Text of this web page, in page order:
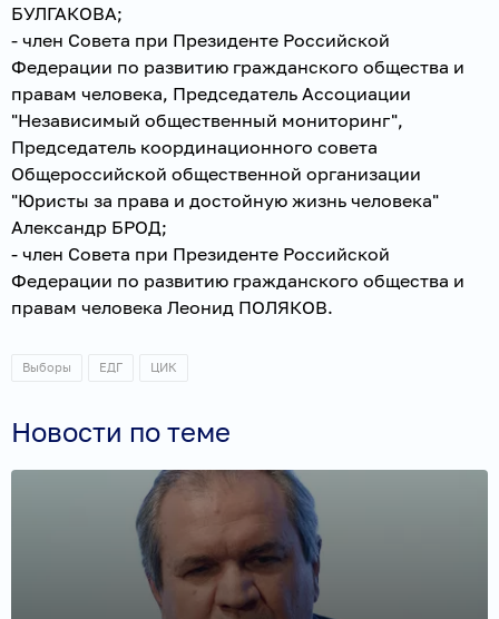
БУЛГАКОВА;
- член Совета при Президенте Российской
Федерации по развитию гражданского общества и
правам человека, Председатель Ассоциации
"Независимый общественный мониторинг",
Председатель координационного совета
Общероссийской общественной организации
"Юристы за права и достойную жизнь человека"
Александр БРОД;
- член Совета при Президенте Российской
Федерации по развитию гражданского общества и
правам человека Леонид ПОЛЯКОВ.
Выборы ЕДГ ЦИК
Новости по теме